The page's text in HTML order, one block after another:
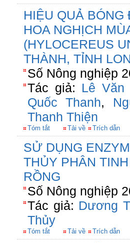
HIỆU QUẢ
HOA NGHỊCH
(HYLOCEREUS
THÀNH, TỈNH
Số Nông nghiệp
Tác giả: Lê Văn
Quốc Thanh,
Thanh Thiện
Tóm tắt Tải về Trích dẫn
SỬ DỤNG
THỦY PHÂN
RỒNG
Số Nông nghiệp
Tác giả: Dương
Thủy
Tóm tắt Tải về Trích dẫn